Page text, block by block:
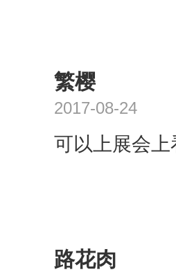
繁樱
2017-08-24
可以上展会
路花肉